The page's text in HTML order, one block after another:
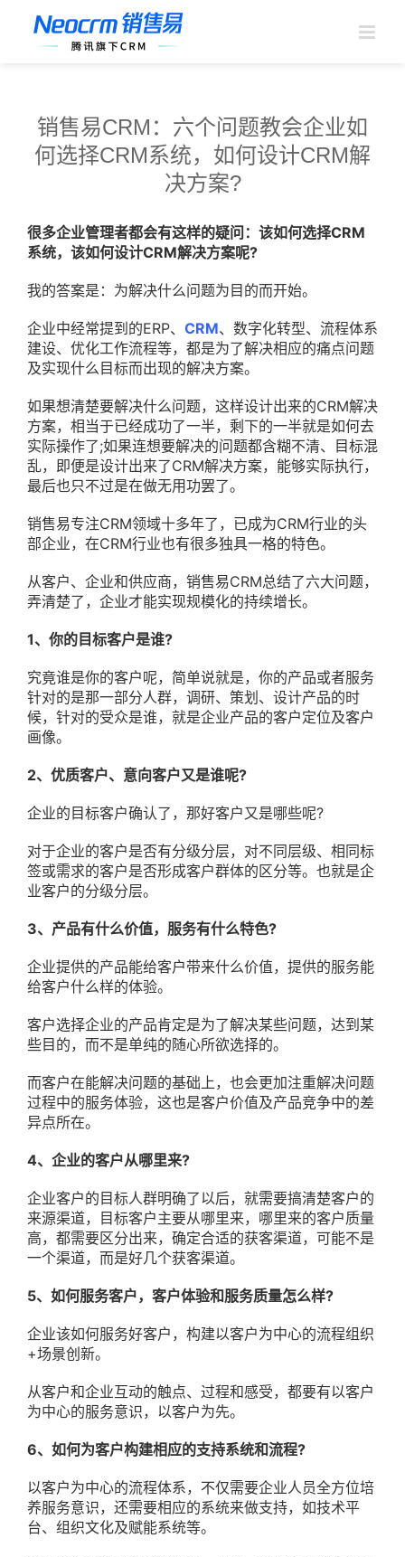
销售易CRM：六个问题教会企业如
何选择CRM系统，如何设计CRM解
决方案?
很多企业管理者都会有这样的疑问：该如何选择CRM
系统，该如何设计CRM解决方案呢?
我的答案是：为解决什么问题为目的而开始。
企业中经常提到的ERP、 CRM、数字化转型、流程体系
建设、优化工作流程等，都是为了解决相应的痛点问题
及实现什么目标而出现的解决方案。
如果想清楚要解决什么问题，这样设计出来的CRM解决
方案，相当于已经成功了一半，剩下的一半就是如何去
实际操作了;如果连想要解决的问题都含糊不清、目标混
乱，即便是设计出来了CRM解决方案，能够实际执行，
最后也只不过是在做无用功罢了。
销售易专注CRM领域十多年了，已成为CRM行业的头
部企业，在CRM行业也有很多独具一格的特色。
从客户、企业和供应商，销售易CRM总结了六大问题，
弄清楚了，企业才能实现规模化的持续增长。
1、你的目标客户是谁?
究竟谁是你的客户呢，简单说就是，你的产品或者服务
针对的是那一部分人群，调研、策划、设计产品的时
候，针对的受众是谁，就是企业产品的客户定位及客户
画像。
2、优质客户、意向客户又是谁呢?
企业的目标客户确认了，那好客户又是哪些呢?
对于企业的客户是否有分级分层，对不同层级、相同标
签或需求的客户是否形成客户群体的区分等。也就是企
业客户的分级分层。
3、产品有什么价值，服务有什么特色?
企业提供的产品能给客户带来什么价值，提供的服务能
给客户什么样的体验。
客户选择企业的产品肯定是为了解决某些问题，达到某
些目的，而不是单纯的随心所欲选择的。
而客户在能解决问题的基础上，也会更加注重解决问题
过程中的服务体验，这也是客户价值及产品竞争中的差
异点所在。
4、企业的客户从哪里来?
企业客户的目标人群明确了以后，就需要搞清楚客户的
来源渠道，目标客户主要从哪里来，哪里来的客户质量
高，都需要区分出来，确定合适的获客渠道，可能不是
一个渠道，而是好几个获客渠道。
5、如何服务客户，客户体验和服务质量怎么样?
企业该如何服务好客户，构建以客户为中心的流程组织
+场景创新。
从客户和企业互动的触点、过程和感受，都要有以客户
为中心的服务意识，以客户为先。
6、如何为客户构建相应的支持系统和流程?
以客户为中心的流程体系，不仅需要企业人员全方位培
养服务意识，还需要相应的系统来做支持，如技术平
台、组织文化及赋能系统等。